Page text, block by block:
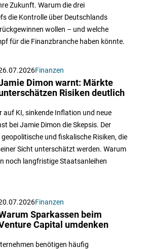
Zukunft. Warum die drei
die Kontrolle über Deutschlands
wollen – und welche
für die Finanzbranche haben könnte.
Finanzen
Dimon warnt: Märkte
Risiken deutlich
auf KI, sinkende Inflation und neue
bei Jamie Dimon die Skepsis. Der
und fiskalische Risiken, die
Sicht unterschätzt werden. Warum
noch langfristige Staatsanleihen
Finanzen
Sparkassen beim
Capital umdenken
benötigen häufig